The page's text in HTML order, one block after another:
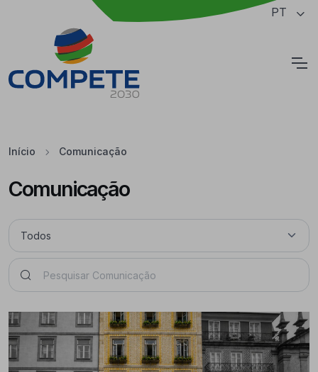
Saltar para o conteúdo principal da página PT
Início Comunicação
Comunicação